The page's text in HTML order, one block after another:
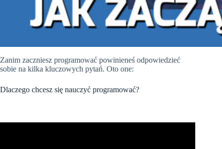
Zanim zaczniesz programować powinieneś odpowiedzieć
sobie na kilka kluczowych pytań. Oto one:
Dlaczego chcesz się nauczyć programować?